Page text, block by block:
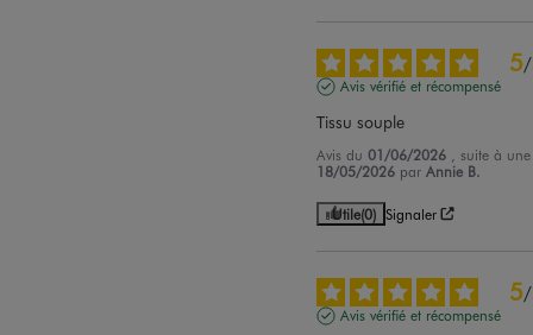
5/
Avis vérifié et récompensé
Tissu souple
Avis du01/06/2026
, suite à
18/05/2026 parAnnie B.
Utile(0) Signaler
5/
Avis vérifié et récompensé